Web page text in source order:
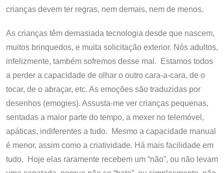
crianças devem ter regras, nem demais, nem de menos.
As crianças têm demasiada tecnologia desde que nascem,
muitos brinquedos, e muita solicitação exterior. Nós adultos,
infelizmente, também sofremos desse mal. Estamos todos
a perder a capacidade de olhar o outro cara-a-cara, de o
tocar, de o abraçar, etc. As emoções são traduzidas por
desenhos (emogies). Assusta-me ver crianças pequenas,
sentadas a maior parte do tempo, a mexer no telemóvel,
apáticas, indiferentes a tudo. Mesmo a capacidade manual
é menor, assim como a criatividade. Há mais facilidade em
tudo. Hoje elas raramente recebem um “não”, ou não levam